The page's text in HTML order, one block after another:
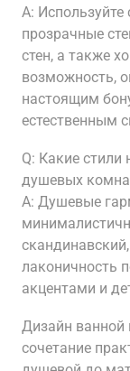
A: Используйте
прозрачные
стен, а также
возможность,
настоящим
естественным
Q: Какие стили
душевых
A: Душевые
лаконичность
акцентами и
Дизайн ванной
сочетание